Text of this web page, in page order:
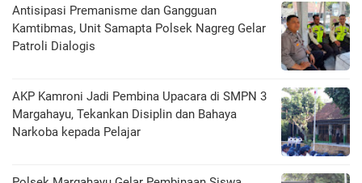
Antisipasi Premanisme dan Gangguan
Kamtibmas, Unit Samapta Polsek Nagreg Gelar
Patroli Dialogis
AKP Kamroni Jadi Pembina Upacara di SMPN 3
Margahayu, Tekankan Disiplin dan Bahaya
Narkoba kepada Pelajar